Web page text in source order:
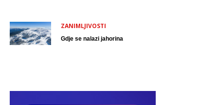
ZANIMLJIVOSTI
Gdje se nalazi jahorina